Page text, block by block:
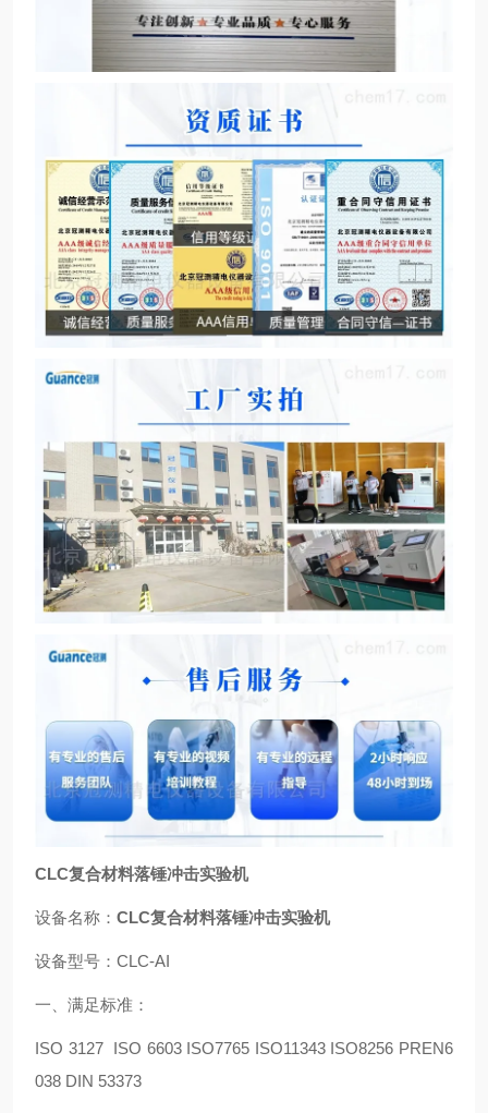
CLC复合材料落锤冲击实验机
设备名称： CLC复合材料落锤冲击实验机
设备型号：CLC-AI
一、满足标准：
ISO 3127 ISO 6603 ISO7765 ISO11343 ISO8256 PREN6
038 DIN 53373